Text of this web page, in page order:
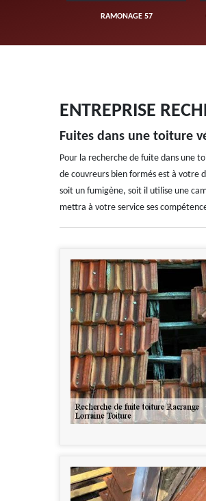
RAMONAGE 57
ENTREPRISE
Fuites dans une toiture
Pour la recherche de fuite dans une
de couvreurs bien formés est à votre
soit un fumigène, soit il utilise une
mettra à votre service ses